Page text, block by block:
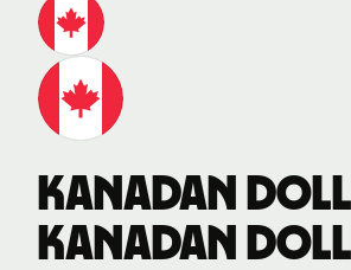
Kanadan
Kanadan